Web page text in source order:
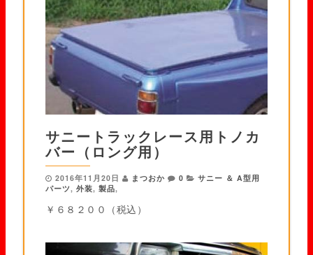
サニートラックレース用トノカ
バー（ロング用）
2016年11月20日 まつおか 0
サニー ＆ A型用
パーツ , 外装, 製品,
￥６８２００（税込）